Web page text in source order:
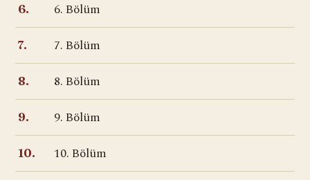
6. 6. Bölüm
7. 7. Bölüm
8. 8. Bölüm
9. 9. Bölüm
10. 10. Bölüm